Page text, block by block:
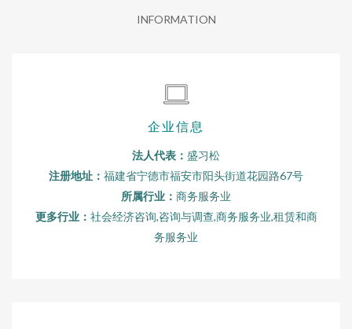
INFORMATION
企业信息
法人代表： 盛习松
注册地址： 福建省宁德市福安市阳头街道花园路67号
所属行业： 商务服务业
更多行业： 社会经济咨询,咨询与调查,商务服务业,租赁和商
务服务业